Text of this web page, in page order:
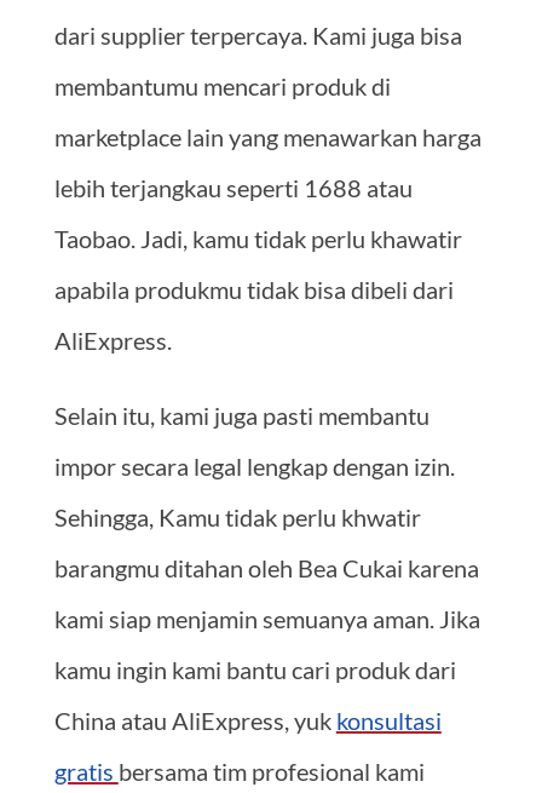
dari supplier terpercaya. Kami juga bisa
membantumu mencari produk di
marketplace lain yang menawarkan harga
lebih terjangkau seperti 1688 atau
Taobao. Jadi, kamu tidak perlu khawatir
apabila produkmu tidak bisa dibeli dari
AliExpress.
Selain itu, kami juga pasti membantu
impor secara legal lengkap dengan izin.
Sehingga, Kamu tidak perlu khwatir
barangmu ditahan oleh Bea Cukai karena
kami siap menjamin semuanya aman. Jika
kamu ingin kami bantu cari produk dari
China atau AliExpress, yuk konsultasi
gratis bersama tim profesional kami